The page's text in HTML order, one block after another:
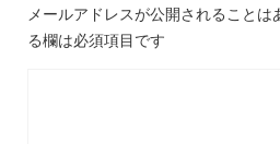
メールアドレスが公開されることは
る欄は必須項目です